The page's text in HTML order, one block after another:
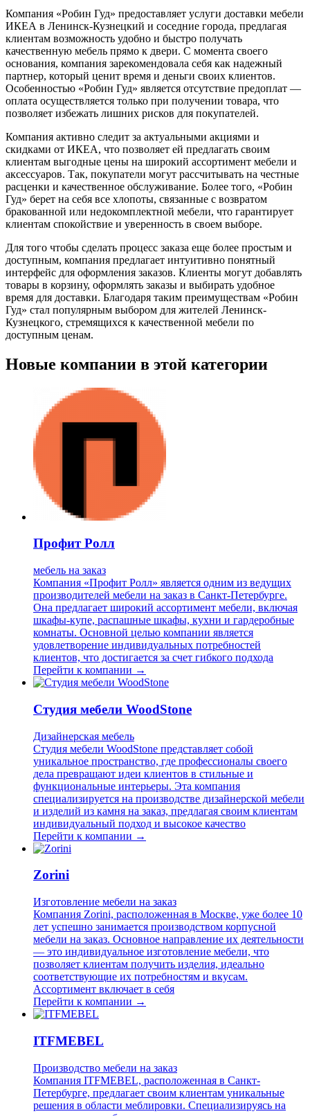
Компания «Робин Гуд» предоставляет услуги доставки мебели
ИКЕА в Ленинск-Кузнецкий и соседние города, предлагая
клиентам возможность удобно и быстро получать
качественную мебель прямо к двери. С момента своего
основания, компания зарекомендовала себя как надежный
партнер, который ценит время и деньги своих клиентов.
Особенностью «Робин Гуд» является отсутствие предоплат —
оплата осуществляется только при получении товара, что
позволяет избежать лишних рисков для покупателей.
Компания активно следит за актуальными акциями и
скидками от ИКЕА, что позволяет ей предлагать своим
клиентам выгодные цены на широкий ассортимент мебели и
аксессуаров. Так, покупатели могут рассчитывать на честные
расценки и качественное обслуживание. Более того, «Робин
Гуд» берет на себя все хлопоты, связанные с возвратом
бракованной или недокомплектной мебели, что гарантирует
клиентам спокойствие и уверенность в своем выборе.
Для того чтобы сделать процесс заказа еще более простым и
доступным, компания предлагает интуитивно понятный
интерфейс для оформления заказов. Клиенты могут добавлять
товары в корзину, оформлять заказы и выбирать удобное
время для доставки. Благодаря таким преимуществам «Робин
Гуд» стал популярным выбором для жителей Ленинск-
Кузнецкого, стремящихся к качественной мебели по
доступным ценам.
Новые компании в этой категории
Профит Ролл
мебель на заказ
Компания «Профит Ролл» является одним из ведущих
производителей мебели на заказ в Санкт-Петербурге.
Она предлагает широкий ассортимент мебели, включая
шкафы-купе, распашные шкафы, кухни и гардеробные
комнаты. Основной целью компании является
удовлетворение индивидуальных потребностей
клиентов, что достигается за счет гибкого подхода
Перейти к компании →
Студия мебели WoodStone
Дизайнерская мебель
Студия мебели WoodStone представляет собой
уникальное пространство, где профессионалы своего
дела превращают идеи клиентов в стильные и
функциональные интерьеры. Эта компания
специализируется на производстве дизайнерской мебели
и изделий из камня на заказ, предлагая своим клиентам
индивидуальный подход и высокое качество
Перейти к компании →
Zorini
Изготовление мебели на заказ
Компания Zorini, расположенная в Москве, уже более 10
лет успешно занимается производством корпусной
мебели на заказ. Основное направление их деятельности
— это индивидуальное изготовление мебели, что
позволяет клиентам получить изделия, идеально
соответствующие их потребностям и вкусам.
Ассортимент включает в себя
Перейти к компании →
ITFMEBEL
Производство мебели на заказ
Компания ITFMEBEL, расположенная в Санкт-
Петербурге, предлагает своим клиентам уникальные
решения в области меблировки. Специализируясь на